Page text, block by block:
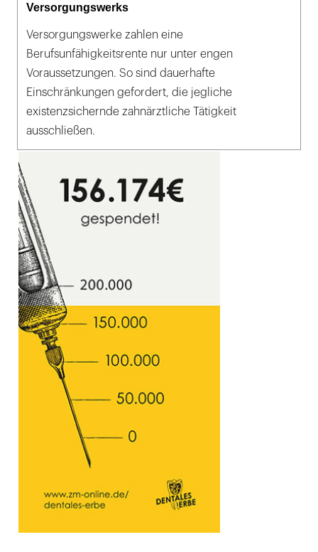
Versorgungswerks
Versorgungswerke zahlen eine
Berufsunfähigkeitsrente nur unter engen
Voraussetzungen. So sind dauerhafte
Einschränkungen gefordert, die jegliche
existenzsichernde zahnärztliche Tätigkeit
ausschließen.